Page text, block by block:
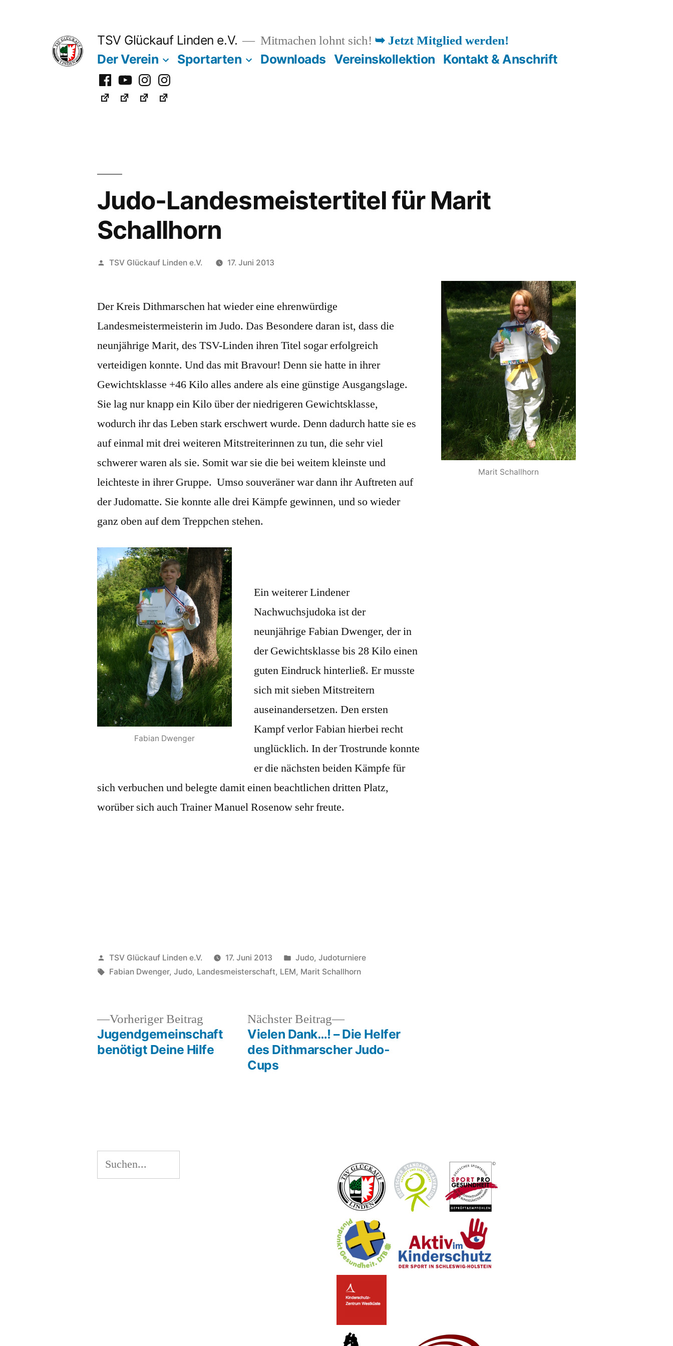
TSV Glückauf Linden e.V. Mitmachen lohnt sich! ➥ Jetzt Mitglied werden!
Der Verein Sportarten Downloads Vereinskollektion Kontakt & Anschrift
Facebook
YoutubeInstagramInstagram
Fußball
Judo-Landesmeistertitel für Marit
Schallhorn
Veröffentlicht
TSV Glückauf Linden e.V. 17. Juni 2013
Marit Schallhorn
Der Kreis Dithmarschen hat wieder eine ehrenwürdige
Landesmeistermeisterin im Judo. Das Besondere daran ist, dass die
neunjährige Marit, des TSV-Linden ihren Titel sogar erfolgreich
verteidigen konnte. Und das mit Bravour! Denn sie hatte in ihrer
Gewichtsklasse +46 Kilo alles andere als eine günstige Ausgangslage.
Sie lag nur knapp ein Kilo über der niedrigeren Gewichtsklasse,
wodurch ihr das Leben stark erschwert wurde. Denn dadurch hatte sie es
auf einmal mit drei weiteren Mitstreiterinnen zu tun, die sehr viel
schwerer waren als sie. Somit war sie die bei weitem kleinste und
leichteste in ihrer Gruppe. Umso souveräner war dann ihr Auftreten auf
der Judomatte. Sie konnte alle drei Kämpfe gewinnen, und so wieder
ganz oben auf dem Treppchen stehen.
Fabian Dwenger
Ein weiterer Lindener
Nachwuchsjudoka ist der
neunjährige Fabian Dwenger, der in
der Gewichtsklasse bis 28 Kilo einen
guten Eindruck hinterließ. Er musste
sich mit sieben Mitstreitern
auseinandersetzen. Den ersten
Kampf verlor Fabian hierbei recht
unglücklich. In der Trostrunde konnte
er die nächsten beiden Kämpfe für
sich verbuchen und belegte damit einen beachtlichen dritten Platz,
worüber sich auch Trainer Manuel Rosenow sehr freute.
Veröffentlicht
von
TSV Glückauf Linden e.V. 17. Juni 2013
Veröffentlicht
unter
Judo, Judoturniere
Schlagwörter:
Fabian Dwenger,Judo, Landesmeisterschaft, LEM, Marit Schallhorn
Beitragsnavigation
Vorheriger Beitrag Vorheriger
Beitrag:
Jugendgemeinschaft
benötigt Deine Hilfe
Nächster Beitrag
Nächster
Beitrag:
Vielen Dank…! – Die Helfer
des Dithmarscher Judo-
Cups
Suchen